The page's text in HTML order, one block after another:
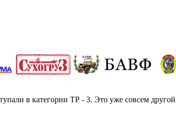
в категории ТР - 3. Это уже совсем